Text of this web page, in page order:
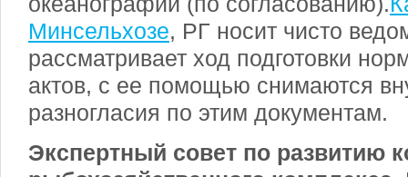
Минсельхозе, РГ носит чисто
рассматривает ход подготовки
актов, с ее помощью снимаются
разногласия по этим документам.
Экспертный совет по развитию